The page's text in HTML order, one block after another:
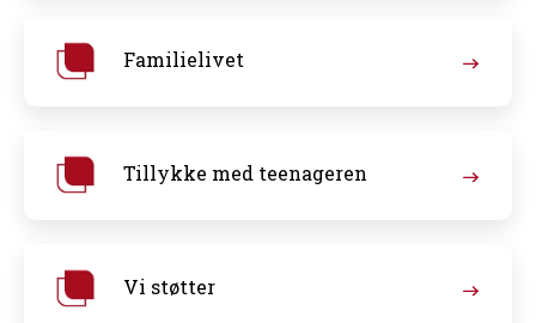
Familielivet
Tillykke med teenageren
Vi støtter